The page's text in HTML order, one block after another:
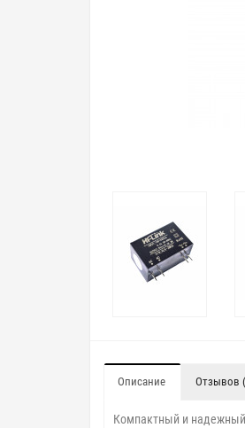
Описание Отзывов
Компактный и надежный